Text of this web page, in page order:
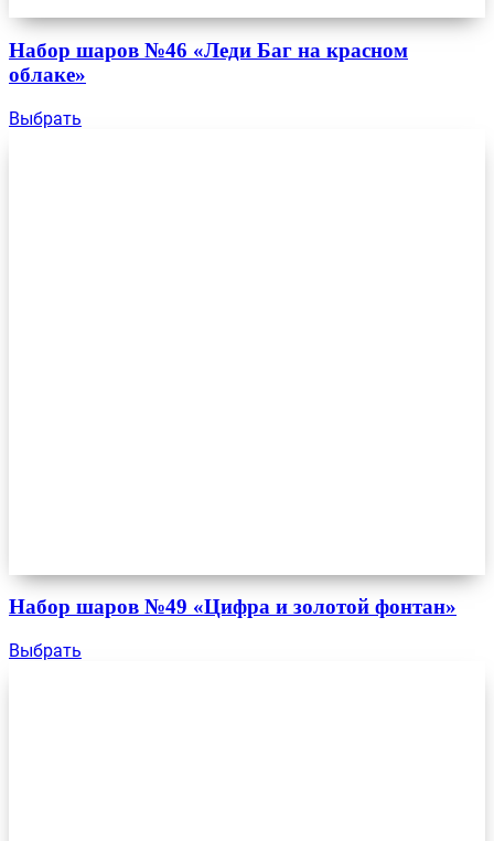
Набор шаров №46 «Леди Баг на красном
облаке»
Выбрать
Набор шаров №49 «Цифра и золотой фонтан»
Выбрать